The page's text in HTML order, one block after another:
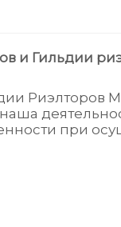
и Гильдии
Риэлторов
при